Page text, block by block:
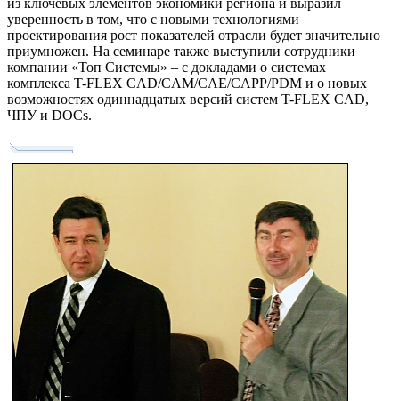
уверенность в том, что с новыми технологиями
проектирования рост показателей отрасли будет значительно
приумножен. На семинаре также выступили сотрудники
компании «Топ Системы» – с докладами о системах
комплекса T-FLEX CAD/CAM/CAE/CAPP/PDM и о новых
возможностях одиннадцатых версий систем T-FLEX CAD,
ЧПУ и DOCs.